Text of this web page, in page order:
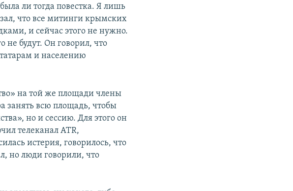
ли тогда повестка. Я лишь
что все митинги крымских
и сейчас этого не нужно.
не будут. Он говорил, что
и населению
на той же площади члены
занять всю площадь, чтобы
но и сессию. Для этого он
телеканал ATR,
истерия, говорилось, что
но люди говорили, что